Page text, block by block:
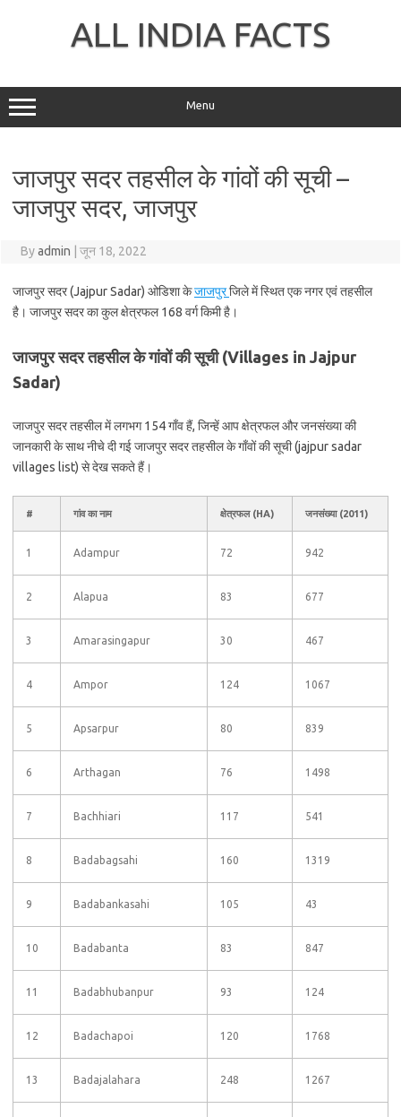
ALL INDIA FACTS
Menu
जाजपुर सदर तहसील के गांवों की सूची –
जाजपुर सदर, जाजपुर
Byadmin जून 18, 2022
जाजपुर सदर (Jajpur Sadar) ओडिशा केजाजपुरजिले में स्थित एक नगर एवं तहसील
है। जाजपुर सदर का कुल क्षेत्रफल 168 वर्ग किमी है।
जाजपुर सदर तहसील के गांवों की सूची (Villages in Jajpur
Sadar)
जाजपुर सदर तहसील में लगभग 154 गाँव हैं, जिन्हें आप क्षेत्रफल और जनसंख्या की
जानकारी के साथ नीचे दी गई जाजपुर सदर तहसील के गाँवों की सूची (jajpur sadar
villages list) से देख सकते हैं।
# गांव का नाम क्षेत्रफल (HA) जनसंख्या (2011)
1 Adampur 72 942
2 Alapua 83 677
3 Amarasingapur 30 467
4 Ampor 124 1067
5 Apsarpur 80 839
6 Arthagan 76 1498
7 Bachhiari 117 541
8 Badabagsahi 160 1319
9 Badabankasahi 105 43
10 Badabanta 83 847
11 Badabhubanpur 93 124
12 Badachapoi 120 1768
13 Badajalahara 248 1267